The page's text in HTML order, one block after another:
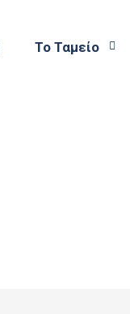
Το Ταμείο